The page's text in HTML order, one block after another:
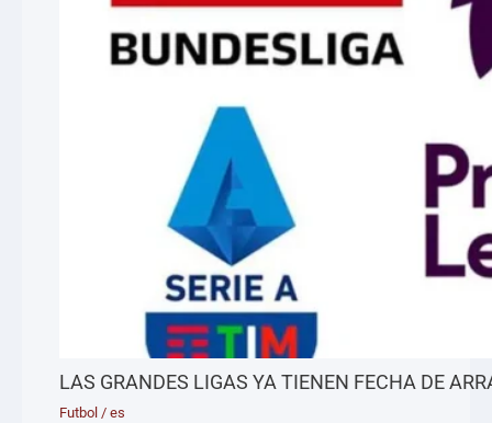
LAS GRANDES LIGAS YA TIENEN FECHA DE
Futbol /es